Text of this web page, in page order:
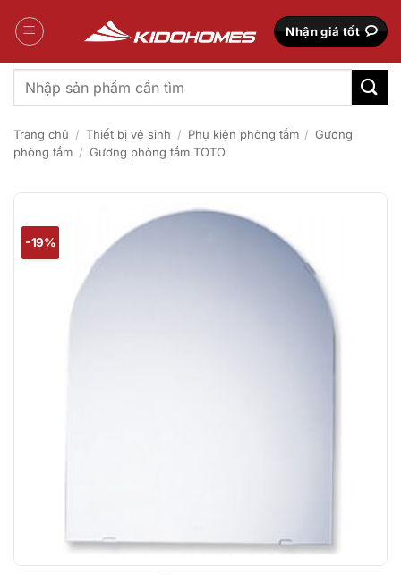
qua
Nhận giá tốt
Tìm
kiếm:
Trang chủ / Thiết bị vệ sinh / Phụ kiện phòng tắm / Gương
phòng tắm / Gương phòng tắm TOTO
-19%